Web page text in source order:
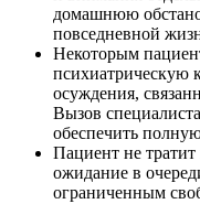
домашнюю
повседневной
Некоторым
психиатрическую
осуждения,
Вызов
обеспечить
Пациент не
ожидание в
ограниченным